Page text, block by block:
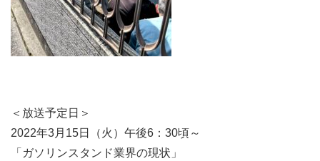
＜放送予定日＞
2022年3月15日（火）午後6：30頃～
「ガソリンスタンド業界の現状」